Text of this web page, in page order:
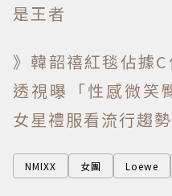
是王者
》韓韶禧紅毯佔據
透視曝「性感微
女星禮服看流行趨勢
NMIXX 女團 Loewe